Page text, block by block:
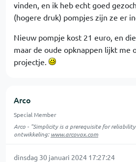
vinden, en ik heb echt goed
(hogere druk) pompjes zijn ze er
Nieuw pompje kost 21 euro, en
maar de oude opknappen lijkt me
projectje.
Arco
Special Member
Arco - "Simplicity is a prerequisite for
ontwikkeling:www.arcovox.com
dinsdag 30 januari 2024 17:27:24